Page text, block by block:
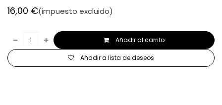
16,00 €(impuesto excluido)
Añadir al carrito
Añadir a lista de deseos